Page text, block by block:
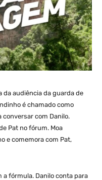
da audiência da guarda de
é chamado como
conversar com Danilo.
Pat no fórum. Moa
e comemora com Pat,
a fórmula. Danilo conta para